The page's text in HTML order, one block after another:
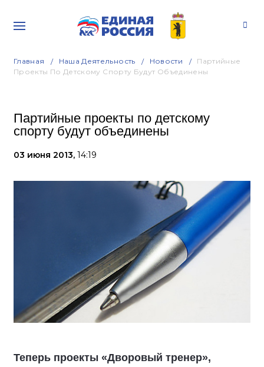
Главная Наша Деятельность Новости
Партийные
Проекты По Детскому Спорту Будут Объединены
Партийные проекты по детскому
спорту будут объединены
03 июня 2013, 14:19
Теперь проекты «Дворовый тренер»,